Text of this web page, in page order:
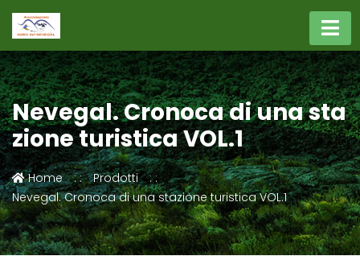
Nevegal. Cronoca di una sta
zione turistica VOL.1
Home
Prodotti
Nevegal. Cronoca di una stazione turistica VOL.1